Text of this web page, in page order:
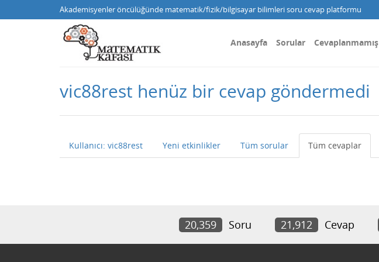
Akademisyenler öncülüğünde matematik/fizik/bilgisayar bilimleri soru cevap platformu
Anasayfa Sorular Cevaplanmamış
vic88rest henüz bir cevap göndermedi
Kullanıcı: vic88rest Yeni etkinlikler Tüm sorular Tüm cevaplar
20,359 Soru 21,912 Cevap